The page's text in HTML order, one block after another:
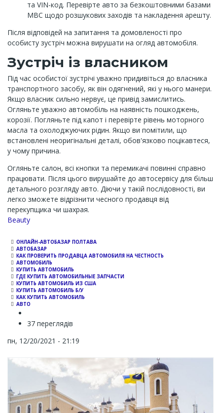
та VIN-код. Перевірте авто за безкоштовними базами
МВС щодо розшукових заходів та накладення арешту.
Після відповідей на запитання та домовленості про
особисту зустріч можна вирушати на огляд автомобіля.
Зустріч із власником
Під час особистої зустрічі уважно придивіться до власника
транспортного засобу, як він одягнений, які у нього манери.
Якщо власник сильно нервує, це привід замислитись.
Огляньте уважно автомобіль на наявність пошкоджень,
корозії. Погляньте під капот і перевірте рівень моторного
масла та охолоджуючих рідин. Якщо ви помітили, що
встановлені неоригінальні деталі, обов'язково поцікавтеся,
у чому причина.
Огляньте салон, всі кнопки та перемикачі повинні справно
працювати. Після цього вирушайте до автосервісу для більш
детального розгляду авто. Діючи у такій послідовності, ви
легко зможете відрізнити чесного продавця від
перекупщика чи шахрая.
Channel
Beauty
ОНЛАЙН-АВТОБАЗАР ПОЛТАВА
АВТОБАЗАР
КАК ПРОВЕРИТЬ ПРОДАВЦА АВТОМОБИЛЯ НА ЧЕСТНОСТЬ
АВТОМОБИЛЬ
КУПИТЬ АВТОМОБИЛЬ
ГДЕ КУПИТЬ АВТОМОБИЛЬНЫЕ ЗАПЧАСТИ
КУПИТЬ АВТОМОБИЛЬ ИЗ США
КУПИТЬ АВТОМОБИЛЬ Б/У
КАК КУПИТЬ АВТОМОБИЛЬ
АВТО
37 переглядів
пн, 12/20/2021 - 21:19